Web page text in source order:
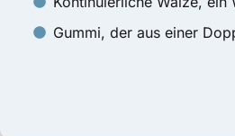
Gummi, der aus einer